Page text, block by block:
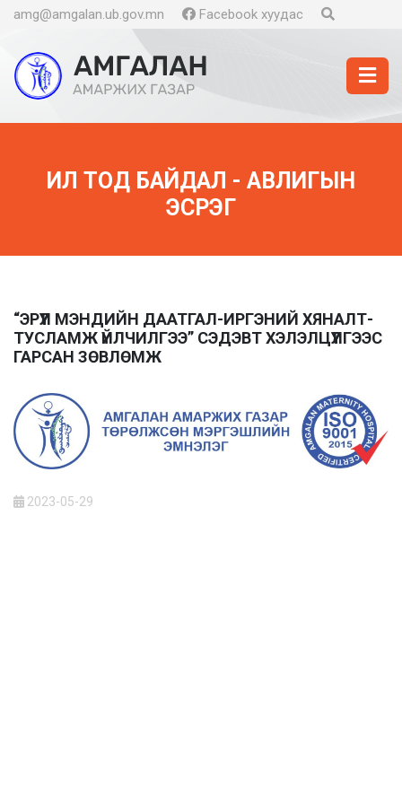
amg@amgalan.ub.gov.mn Facebook хуудас
ИЛ ТОД БАЙДАЛ - АВЛИГЫН
ЭСРЭГ
“ЭРҮҮЛ МЭНДИЙН ДААТГАЛ-ИРГЭНИЙ ХЯНАЛТ-
ТУСЛАМЖ ҮЙЛЧИЛГЭЭ” СЭДЭВТ ХЭЛЭЛЦҮҮЛГЭЭС
ГАРСАН ЗӨВЛӨМЖ
2023-05-29